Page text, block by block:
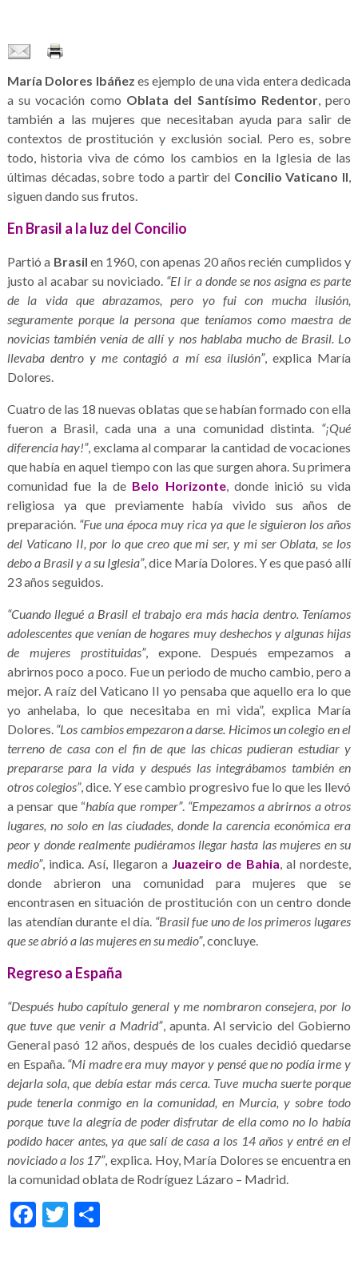
María Dolores Ibáñez es ejemplo de una vida entera dedicada
a su vocación como Oblata del Santísimo Redentor, pero
también a las mujeres que necesitaban ayuda para salir de
contextos de prostitución y exclusión social. Pero es, sobre
todo, historia viva de cómo los cambios en la Iglesia de las
últimas décadas, sobre todo a partir del Concilio Vaticano II
siguen dando sus frutos.
En Brasil a la luz del Concilio
Partió a Brasil en 1960, con apenas 20 años recién cumplidos y
justo al acabar su noviciado. “El ir a donde se nos asigna es parte
de la vida que abrazamos, pero yo fui con mucha ilusión,
seguramente porque la persona que teníamos como maestra de
novicias también venía de allí y nos hablaba mucho de Brasil. Lo
llevaba dentro y me contagió a mí esa ilusión”, explica María
Dolores.
Cuatro de las 18 nuevas oblatas que se habían formado con ella
fueron a Brasil, cada una a una comunidad distinta. “¡Qué
diferencia hay!”, exclama al comparar la cantidad de vocaciones
que había en aquel tiempo con las que surgen ahora. Su primera
comunidad fue la de Belo Horizonte, donde inició su vida
religiosa ya que previamente había vivido sus años de
preparación. “Fue una época muy rica ya que le siguieron los años
del Vaticano II, por lo que creo que mi ser, y mi ser Oblata, se los
debo a Brasil y a su Iglesia”, dice María Dolores. Y es que pasó allí
23 años seguidos.
“Cuando llegué a Brasil el trabajo era más hacia dentro. Teníamos
adolescentes que venían de hogares muy deshechos y algunas hijas
de mujeres prostituidas”, expone. Después empezamos a
abrirnos poco a poco. Fue un periodo de mucho cambio, pero a
mejor. A raíz del Vaticano II yo pensaba que aquello era lo que
yo anhelaba, lo que necesitaba en mi vida”, explica María
Dolores. “Los cambios empezaron a darse. Hicimos un colegio en el
terreno de casa con el fin de que las chicas pudieran estudiar y
prepararse para la vida y después las integrábamos también en
otros colegios”, dice. Y ese cambio progresivo fue lo que les llevó
a pensar que “había que romper”. “Empezamos a abrirnos a otros
lugares, no solo en las ciudades, donde la carencia económica era
peor y donde realmente pudiéramos llegar hasta las mujeres en su
medio”, indica. Así, llegaron a Juazeiro de Bahia , al nordeste,
donde abrieron una comunidad para mujeres que se
encontrasen en situación de prostitución con un centro donde
las atendían durante el día. “Brasil fue uno de los primeros lugares
que se abrió a las mujeres en su medio”, concluye.
Regreso a España
“Después hubo capítulo general y me nombraron consejera, por lo
que tuve que venir a Madrid”, apunta. Al servicio del Gobierno
General pasó 12 años, después de los cuales decidió quedarse
en España. “Mi madre era muy mayor y pensé que no podía irme y
dejarla sola, que debía estar más cerca. Tuve mucha suerte porque
pude tenerla conmigo en la comunidad, en Murcia, y sobre todo
porque tuve la alegría de poder disfrutar de ella como no lo había
podido hacer antes, ya que salí de casa a los 14 años y entré en el
noviciado a los 17”, explica. Hoy, María Dolores se encuentra en
la comunidad oblata de Rodríguez Lázaro – Madrid.
Facebook
Twitter
Share